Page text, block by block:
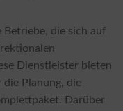
Betriebe, die sich auf
Dienstleister bieten
die Planung, die
Darüber